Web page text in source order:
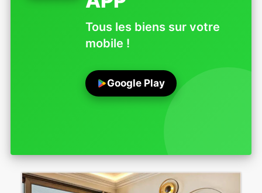
Tous les biens sur votre
mobile !
Google Play